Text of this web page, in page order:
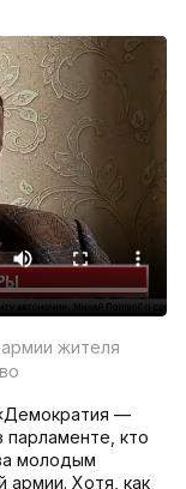
жителя
—
парламенте, кто
молодым
армии. Хотя, как